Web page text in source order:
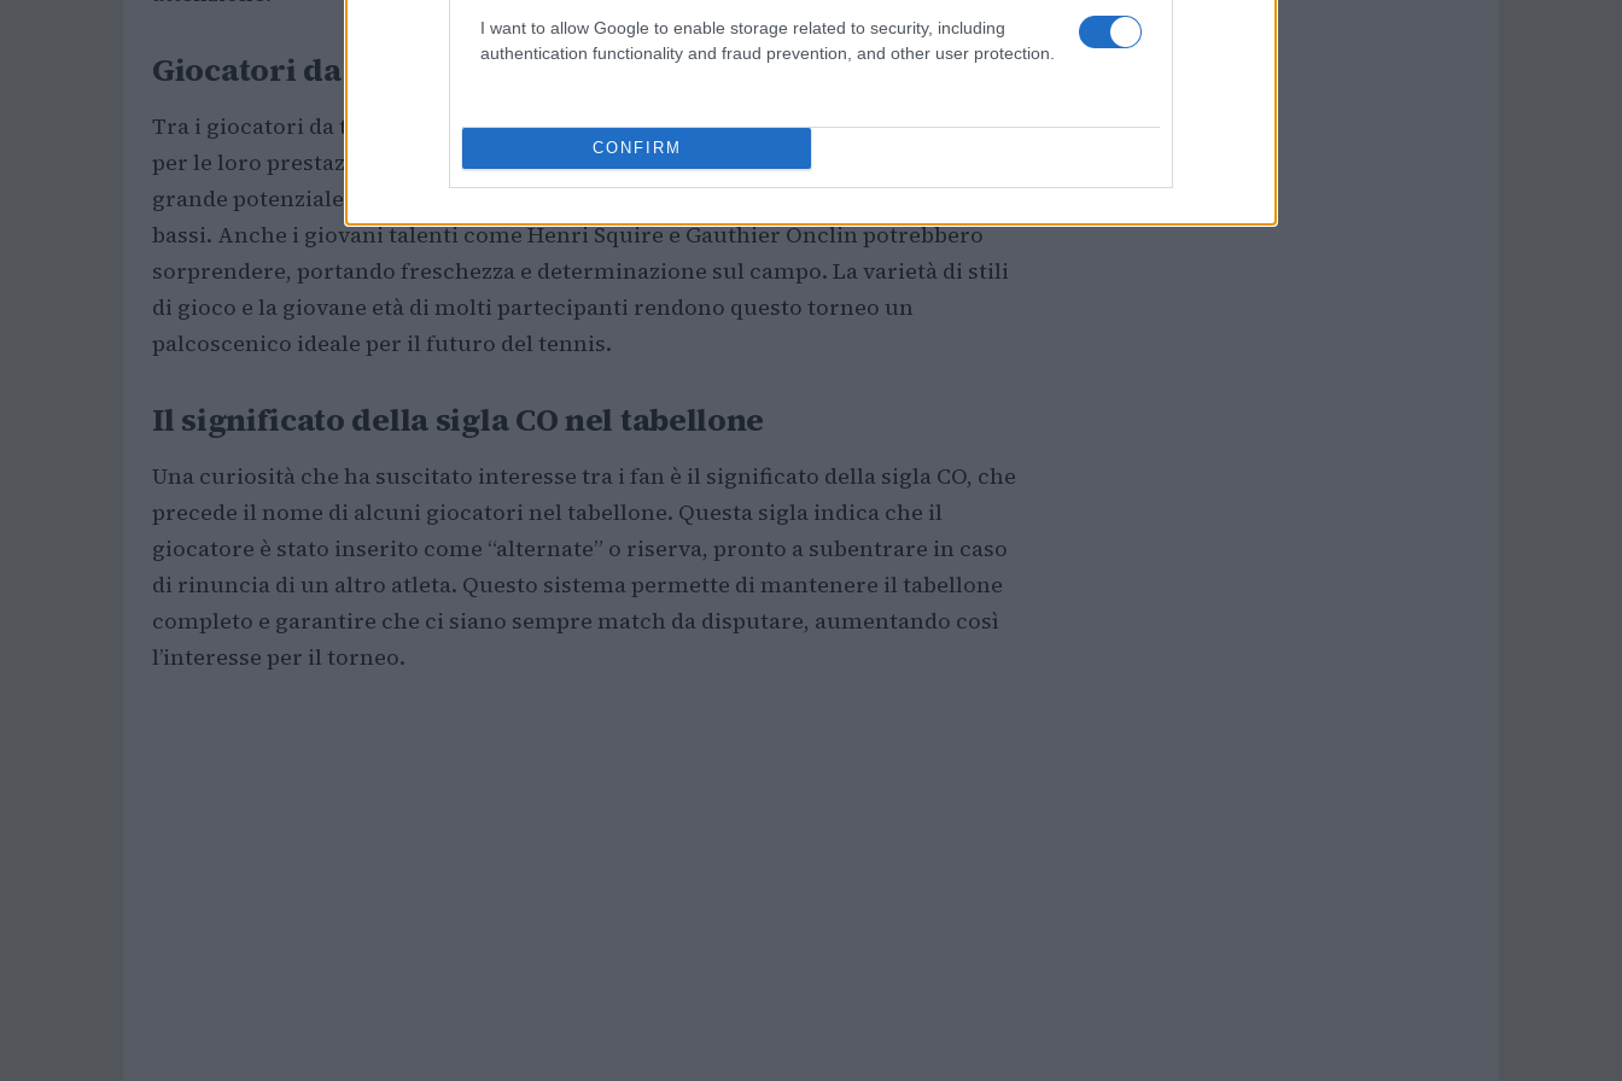
I want to allow Google to enable storage related to security, including
authentication functionality and fraud prevention, and other user protection.
CONFIRM
Giocatori da tenere d’occhio
Tra i giocatori da tenere d’occhio, Aslan Karatsev e Elmer Moller si distinguono
per le loro prestazioni recenti. Karatsev, in particolare, ha dimostrato di avere un
grande potenziale, mentre Moller è in cerca di conferme dopo un periodo di alti e
bassi. Anche i giovani talenti come Henri Squire e Gauthier Onclin potrebbero
sorprendere, portando freschezza e determinazione sul campo. La varietà di stili
di gioco e la giovane età di molti partecipanti rendono questo torneo un
palcoscenico ideale per il futuro del tennis.
Il significato della sigla CO nel tabellone
Una curiosità che ha suscitato interesse tra i fan è il significato della sigla CO, che
precede il nome di alcuni giocatori nel tabellone. Questa sigla indica che il
giocatore è stato inserito come “alternate” o riserva, pronto a subentrare in caso
di rinuncia di un altro atleta. Questo sistema permette di mantenere il tabellone
completo e garantire che ci siano sempre match da disputare, aumentando così
l’interesse per il torneo.